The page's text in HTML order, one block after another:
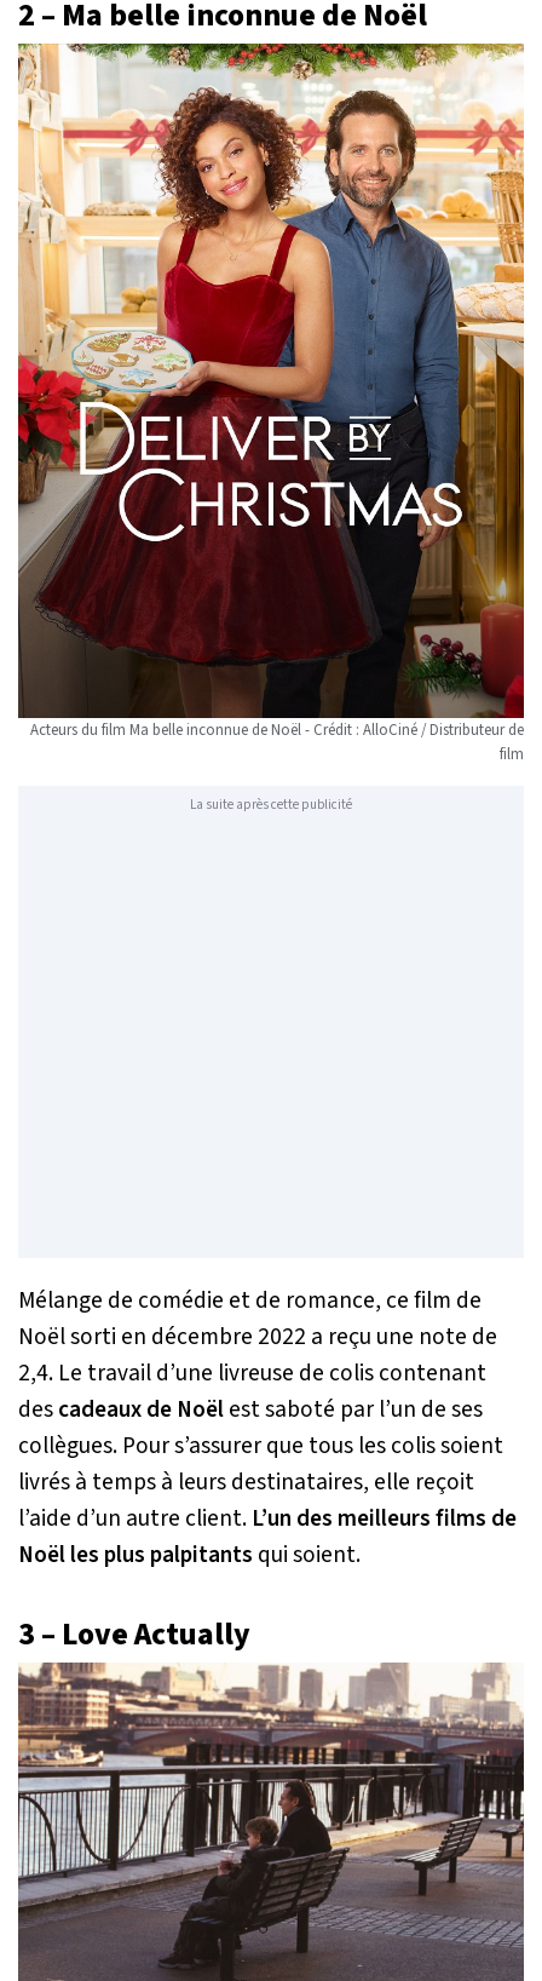
2 – Ma belle inconnue de Noël
Acteurs du film Ma belle inconnue de Noël - Crédit : AlloCiné / Distributeur de
film
La suite après cette publicité
Mélange de comédie et de romance, ce film de
Noël sorti en décembre 2022 a reçu une note de
2,4. Le travail d’une livreuse de colis contenant
descadeaux de Noëlest saboté par l’un de ses
collègues. Pour s’assurer que tous les colis soient
livrés à temps à leurs destinataires, elle reçoit
l’aide d’un autre client. L’un des meilleurs films de
Noël les plus palpitants qui soient.
3 – Love Actually